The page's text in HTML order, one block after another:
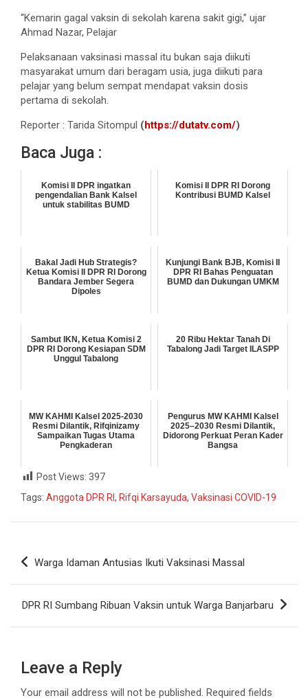
“Kemarin gagal vaksin di sekolah karena sakit gigi,” ujar
Ahmad Nazar, Pelajar
Pelaksanaan vaksinasi massal itu bukan saja diikuti
masyarakat umum dari beragam usia, juga diikuti para
pelajar yang belum sempat mendapat vaksin dosis
pertama di sekolah.
Reporter : Tarida Sitompul (https://dutatv.com/)
Baca Juga :
Komisi II DPR ingatkan
pengendalian Bank Kalsel
untuk stabilitas BUMD
Komisi II DPR RI Dorong
Kontribusi BUMD Kalsel
Bakal Jadi Hub Strategis?
Ketua Komisi II DPR RI Dorong
Bandara Jember Segera
Dipoles
Kunjungi Bank BJB, Komisi II
DPR RI Bahas Penguatan
BUMD dan Dukungan UMKM
Sambut IKN, Ketua Komisi 2
DPR RI Dorong Kesiapan SDM
Unggul Tabalong
20 Ribu Hektar Tanah Di
Tabalong Jadi Target ILASPP
MW KAHMI Kalsel 2025-2030
Resmi Dilantik, Rifqinizamy
Sampaikan Tugas Utama
Pengkaderan
Pengurus MW KAHMI Kalsel
2025–2030 Resmi Dilantik,
Didorong Perkuat Peran Kader
Bangsa
Post Views: 397
Tags: Anggota DPR RI , Rifqi Karsayuda, Vaksinasi COVID-19
Warga Idaman Antusias Ikuti Vaksinasi Massal
DPR RI Sumbang Ribuan Vaksin untuk Warga Banjarbaru
Leave a Reply
Your email address will not be published. Required fields